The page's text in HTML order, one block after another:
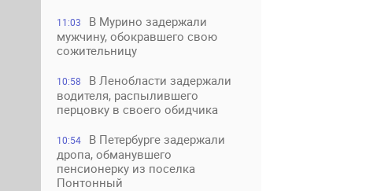
11:03
В Мурино задержали
мужчину, обокравшего свою
сожительницу
10:58
В Ленобласти задержали
водителя, распылившего
перцовку в своего обидчика
10:54
В Петербурге задержали
дропа, обманувшего
пенсионерку из поселка
Понтонный